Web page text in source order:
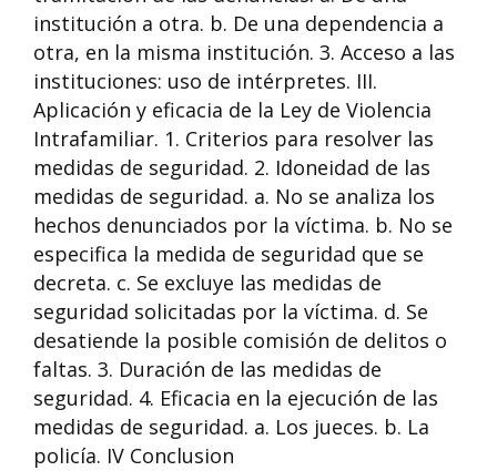
institución a otra. b. De una dependencia a
otra, en la misma institución. 3. Acceso a las
instituciones: uso de intérpretes. III.
Aplicación y eficacia de la Ley de Violencia
Intrafamiliar. 1. Criterios para resolver las
medidas de seguridad. 2. Idoneidad de las
medidas de seguridad. a. No se analiza los
hechos denunciados por la víctima. b. No se
especifica la medida de seguridad que se
decreta. c. Se excluye las medidas de
seguridad solicitadas por la víctima. d. Se
desatiende la posible comisión de delitos o
faltas. 3. Duración de las medidas de
seguridad. 4. Eficacia en la ejecución de las
medidas de seguridad. a. Los jueces. b. La
policía. IV Conclusion